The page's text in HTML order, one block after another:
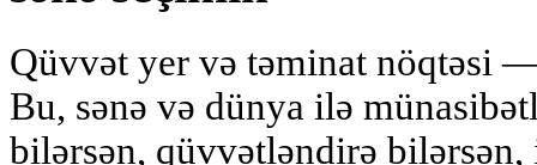
Qüvvət yer və təminat nöqtəsi
Bu, sənə və dünya ilə
bilərsən, qüvvətləndirə bilərsən,